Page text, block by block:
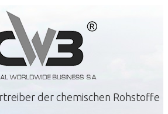
der chemischen Rohstoffe